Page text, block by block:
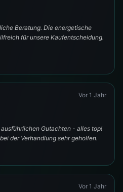
Beratung. Die energetische
für unsere Kaufentscheidung.
Vor 1 Jahr
Gutachten - alles top!
der Verhandlung sehr geholfen.
Vor 1 Jahr